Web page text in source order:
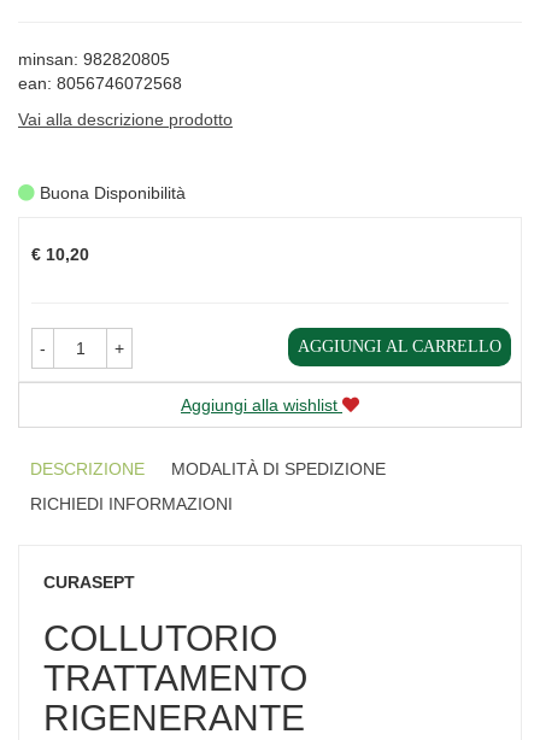
minsan: 982820805
ean: 8056746072568
Vai alla descrizione prodotto
Buona Disponibilità
€ 10,20
- + AGGIUNGI AL CARRELLO
Aggiungi alla wishlist
DESCRIZIONE
MODALITÀ DI SPEDIZIONE
RICHIEDI INFORMAZIONI
CURASEPT
COLLUTORIO
TRATTAMENTO
RIGENERANTE